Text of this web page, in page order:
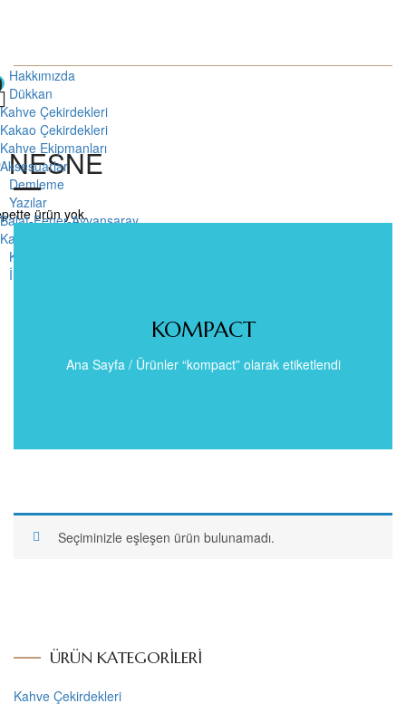
Hakkımızda
Dükkan
Kahve Çekirdekleri
Kakao Çekirdekleri
Kahve Ekipmanları
Aksesuarlar
Demleme
Yazılar
Balat-Fener-Ayvansaray
Kahvenin Tarihi
Kavurma & Toptan
İletişim
NESNE
ürün yok.
KOMPACT
Ana Sayfa / Ürünler “kompact” olarak etiketlendi
ÜRÜN KATEGORILERI
Kahve Çekirdekleri
Seçiminizle eşleşen ürün bulunamadı.